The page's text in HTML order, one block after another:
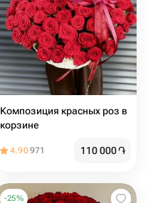
Композиция красных роз в
корзине
4.90971 110 000֏
-25%